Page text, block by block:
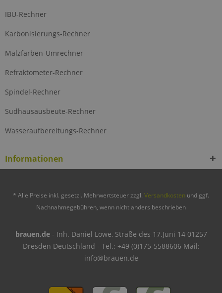
IBU-Rechner
Karbonisierungs-Rechner
Malzfarben-Umrechner
Refraktometer-Rechner
Spindel-Rechner
Sudhausausbeute-Rechner
Wasseraufbereitungs-Rechner
Informationen
* Alle Preise inkl. gesetzl. Mehrwertsteuer zzgl. Versandkosten und ggf.
Nachnahmegebühren, wenn nicht anders beschrieben
brauen.de- Inh. Daniel Löwe, Straße des 17.Juni 14 01257
Dresden Deutschland - Tel.: +49 (0)175-5588606 Mail:
info@brauen.de